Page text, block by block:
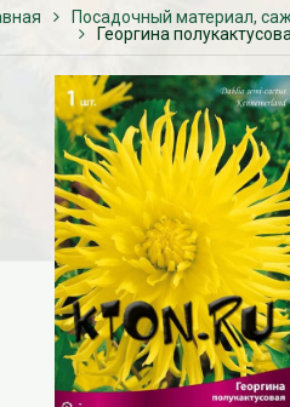
Посадочный материал,
Георгина